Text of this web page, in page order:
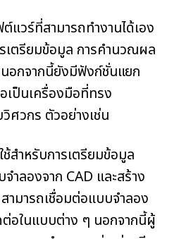
แวร์ที่สามารถทำงานได้เอง
เตรียมข้อมูล การคำนวณผล
อกจากนี้ยังมีฟังก์ชั่นแยก
เป็นเครื่องมือที่ทรง
ศวกร ตัวอย่างเช่น
ใช้สำหรับการเตรียมข้อมูล
จำลองจาก CAD และสร้าง
ามารถเชื่อมต่อแบบจำลอง
ต่อในแบบต่าง ๆ นอกจากนี้ผู้